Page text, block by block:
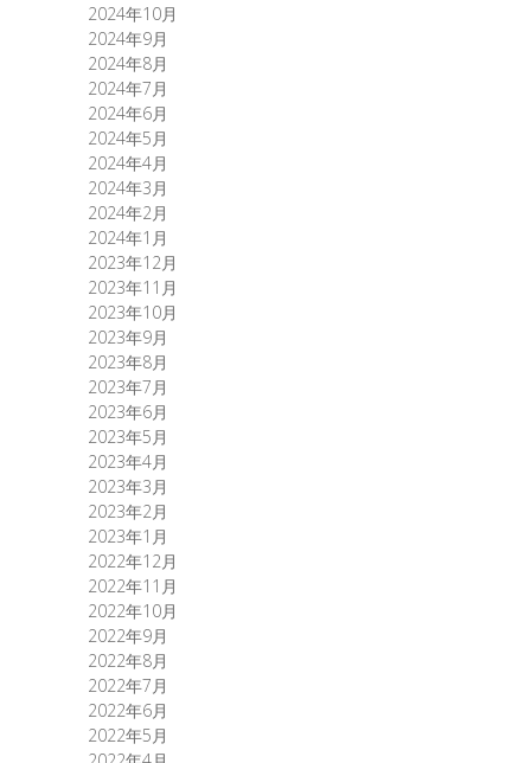
2024年10月
2024年9月
2024年8月
2024年7月
2024年6月
2024年5月
2024年4月
2024年3月
2024年2月
2024年1月
2023年12月
2023年11月
2023年10月
2023年9月
2023年8月
2023年7月
2023年6月
2023年5月
2023年4月
2023年3月
2023年2月
2023年1月
2022年12月
2022年11月
2022年10月
2022年9月
2022年8月
2022年7月
2022年6月
2022年5月